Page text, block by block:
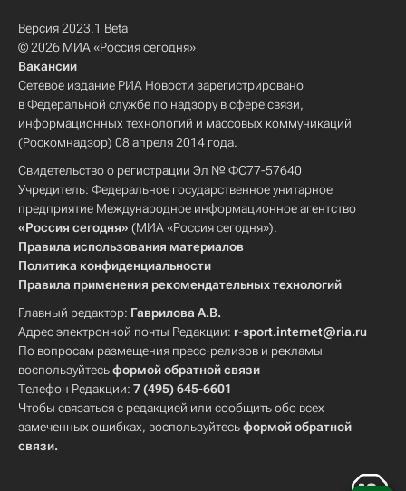
Версия 2023.1 Beta
© 2026 МИА «Россия сегодня»
Вакансии
Сетевое издание РИА Новости зарегистрировано
в Федеральной службе по надзору в сфере связи,
информационных технологий и массовых коммуникаций
(Роскомнадзор) 08 апреля 2014 года.
Свидетельство о регистрации Эл № ФС77-57640
Учредитель: Федеральное государственное унитарное
предприятие Международное информационное агентство
«Россия сегодня» (МИА «Россия сегодня»).
Правила использования материалов
Политика конфиденциальности
Правила применения рекомендательных технологий
Главный редактор: Гаврилова А.В.
Адрес электронной почты Редакции: r-sport.internet@ria.ru
По вопросам размещения пресс-релизов и рекламы
воспользуйтесьформой обратной связи
Телефон Редакции: 7 (495) 645-6601
Чтобы связаться с редакцией или сообщить обо всех
замеченных ошибках, воспользуйтесьформой обратной
связи.